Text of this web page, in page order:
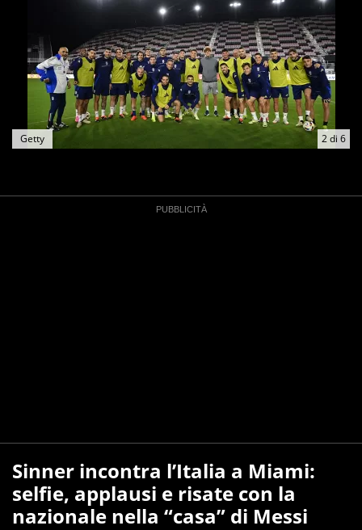
2di 6
Getty
Sinner incontra l’Italia a Miami:
selfie, applausi e risate con la
nazionale nella “casa” di Messi